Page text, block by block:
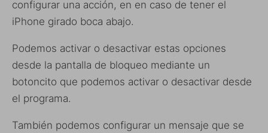
configurar una acción, en en caso de tener el
iPhone girado boca abajo.
Podemos activar o desactivar estas opciones
desde la pantalla de bloqueo mediante un
botoncito que podemos activar o desactivar desde
el programa.
También podemos configurar un mensaje que se